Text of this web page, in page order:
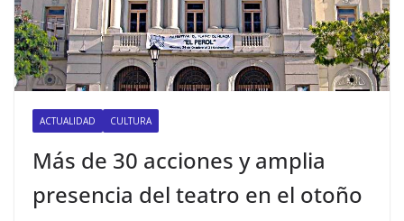
ACTUALIDAD CULTURA
Más de 30 acciones y amplia
presencia del teatro en el otoño